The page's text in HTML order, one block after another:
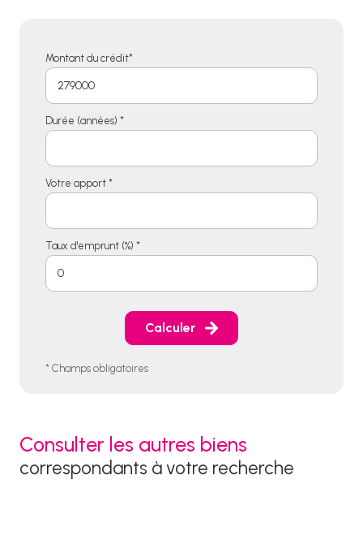
Montant du crédit*
Durée (années) *
Votre apport *
Taux d'emprunt (%) *
Calculer
* Champs obligatoires
Consulter les autres biens
correspondants à votre recherche